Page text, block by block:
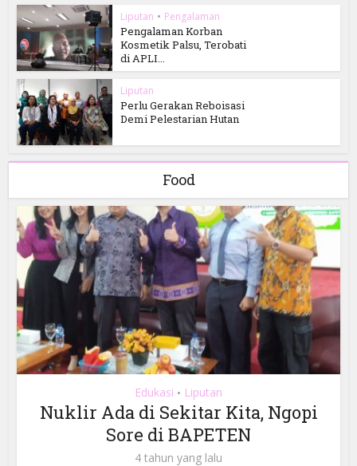
Liputan • Pengalaman
Pengalaman Korban
Kosmetik Palsu, Terobati
di APLI...
Liputan
Perlu Gerakan Reboisasi
Demi Pelestarian Hutan
Food
Edukasi • Liputan
Nuklir Ada di Sekitar Kita, Ngopi
Sore di BAPETEN
4 tahun yang lalu